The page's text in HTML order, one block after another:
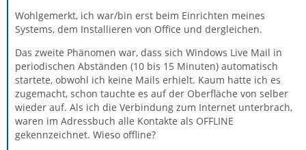
Wohlgemerkt, ich war/bin erst beim Einrichten meines
Systems, dem Installieren von Office und dergleichen.
Das zweite Phänomen war, dass sich Windows Live Mail in
periodischen Abständen (10 bis 15 Minuten) automatisch
startete, obwohl ich keine Mails erhielt. Kaum hatte ich es
zugemacht, schon tauchte es auf der Oberfläche von selber
wieder auf. Als ich die Verbindung zum Internet unterbrach,
waren im Adressbuch alle Kontakte als OFFLINE
gekennzeichnet. Wieso offline?